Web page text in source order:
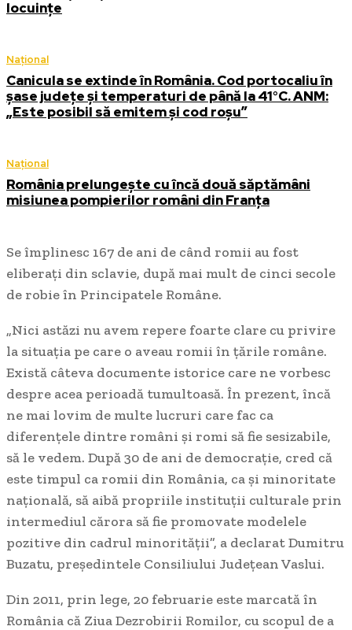
locuințe
Național
Canicula se extinde în România. Cod portocaliu în
șase județe și temperaturi de până la 41°C. ANM:
„Este posibil să emitem și cod roșu”
Național
România prelungește cu încă două săptămâni
misiunea pompierilor români din Franța
Se împlinesc 167 de ani de când romii au fost
eliberați din sclavie, după mai mult de cinci secole
de robie în Principatele Române.
„Nici astăzi nu avem repere foarte clare cu privire
la situația pe care o aveau romii în țările române.
Există câteva documente istorice care ne vorbesc
despre acea perioadă tumultoasă. În prezent, încă
ne mai lovim de multe lucruri care fac ca
diferențele dintre români și romi să fie sesizabile,
să le vedem. După 30 de ani de democraţie, cred că
este timpul ca romii din România, ca şi minoritate
naţională, să aibă propriile instituţii culturale prin
intermediul cărora să fie promovate modelele
pozitive din cadrul minorității”, a declarat Dumitru
Buzatu, președintele Consiliului Județean Vaslui.
Din 2011, prin lege, 20 februarie este marcată în
România că Ziua Dezrobirii Romilor, cu scopul de a